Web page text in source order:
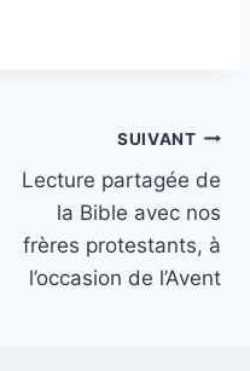
SUIVANT
Lecture partagée de
la Bible avec nos
frères protestants, à
l’occasion de l’Avent